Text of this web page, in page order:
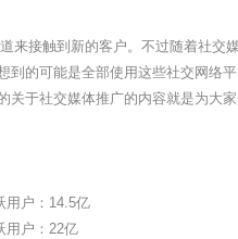
接触到新的客户。不过随着社交
的可能是全部使用这些社交网络
于社交媒体推广的内容就是为大
户：14.5亿
户：22亿